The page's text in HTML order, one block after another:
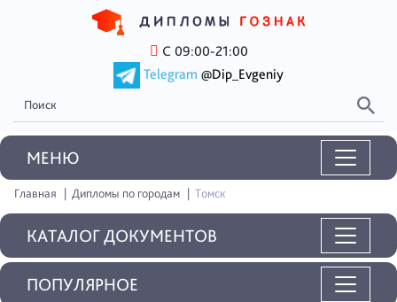
С 09:00-21:00
Telegram @Dip_Evgeniy
MEНЮ
Главная Дипломы по городам Томск
КАТАЛОГ ДОКУМЕНТОВ
ПОПУЛЯРНОЕ